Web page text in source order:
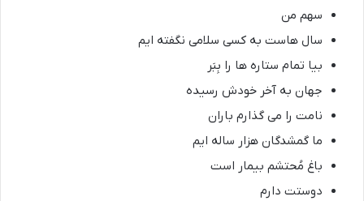
سهم من
سال هاست به کسی سلامی نگفته ایم
بیا تمام ستاره ها را بِبَر
جهان به آخر خودش رسیده
نامت را می گذارم باران
ما گمشدگان هزار ساله ایم
باغ مُحتشم بیمار است
دوستت دارم